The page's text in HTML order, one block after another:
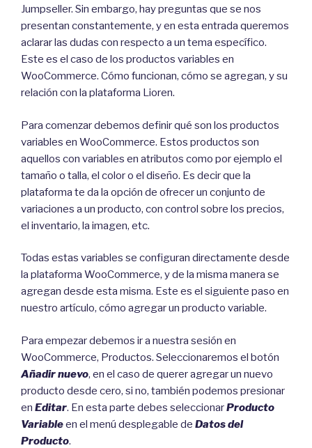
Jumpseller. Sin embargo, hay preguntas que se nos
presentan constantemente, y en esta entrada queremos
aclarar las dudas con respecto a un tema específico.
Este es el caso de los productos variables en
WooCommerce. Cómo funcionan, cómo se agregan, y su
relación con la plataforma Lioren.
Para comenzar debemos definir qué son los productos
variables en WooCommerce. Estos productos son
aquellos con variables en atributos como por ejemplo el
tamaño o talla, el color o el diseño. Es decir que la
plataforma te da la opción de ofrecer un conjunto de
variaciones a un producto, con control sobre los precios,
el inventario, la imagen, etc.
Todas estas variables se configuran directamente desde
la plataforma WooCommerce, y de la misma manera se
agregan desde esta misma. Este es el siguiente paso en
nuestro artículo, cómo agregar un producto variable.
Para empezar debemos ir a nuestra sesión en
WooCommerce, Productos. Seleccionaremos el botón
Añadir nuevo, en el caso de querer agregar un nuevo
producto desde cero, si no, también podemos presionar
en Editar. En esta parte debes seleccionarProducto
Variableen el menú desplegable de Datos del
Producto.